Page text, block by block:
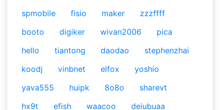
spmobile
fisio maker
zzzffff
booto
digiker wivan2006
pica
hello
tiantong daodao
stephenzhai
koodj
vinbnet elfox
yoshio
yava555
huipk 8o8o
sharevt
hx9t
efish waacoo
deiubuaa